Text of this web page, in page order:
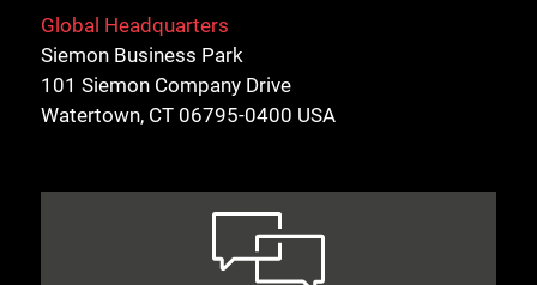
Global Headquarters
Siemon Business Park
101 Siemon Company Drive
Watertown, CT 06795-0400 USA